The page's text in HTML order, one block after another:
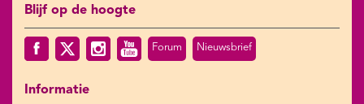
Blijf op de hoogte
Forum Nieuwsbrief
Informatie